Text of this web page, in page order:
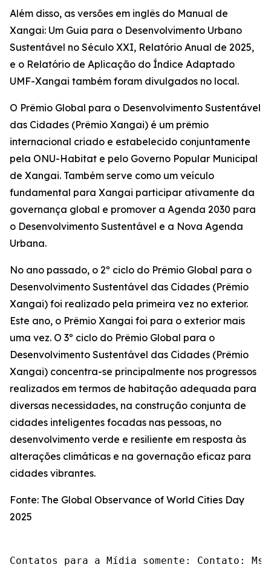
Além disso, as versões em inglês do Manual de
Xangai: Um Guia para o Desenvolvimento Urbano
Sustentável no Século XXI, Relatório Anual de 2025,
e o Relatório de Aplicação do Índice Adaptado
UMF-Xangai também foram divulgados no local.
O Prêmio Global para o Desenvolvimento Sustentável
das Cidades (Prêmio Xangai) é um prêmio
internacional criado e estabelecido conjuntamente
pela ONU-Habitat e pelo Governo Popular Municipal
de Xangai. Também serve como um veículo
fundamental para Xangai participar ativamente da
governança global e promover a Agenda 2030 para
o Desenvolvimento Sustentável e a Nova Agenda
Urbana.
No ano passado, o 2º ciclo do Prêmio Global para o
Desenvolvimento Sustentável das Cidades (Prêmio
Xangai) foi realizado pela primeira vez no exterior.
Este ano, o Prêmio Xangai foi para o exterior mais
uma vez. O 3º ciclo do Prêmio Global para o
Desenvolvimento Sustentável das Cidades (Prêmio
Xangai) concentra-se principalmente nos progressos
realizados em termos de habitação adequada para
diversas necessidades, na construção conjunta de
cidades inteligentes focadas nas pessoas, no
desenvolvimento verde e resiliente em resposta às
alterações climáticas e na governação eficaz para
cidades vibrantes.
Fonte: The Global Observance of World Cities Day
2025
Contatos para a Mídia somente: Contato: